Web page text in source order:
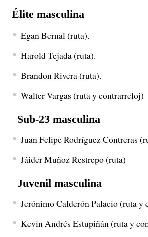
Élite masculina
Egan Bernal (ruta).
Harold Tejada (ruta).
Brandon Rivera (ruta).
Walter Vargas (ruta y contrarreloj)
Sub-23 masculina
Juan Felipe Rodríguez Contreras
Jáider Muñoz Restrepo (ruta)
Juvenil masculina
Jerónimo Calderón Palacio (ruta y
Kevin Andrés Estupiñán (ruta y